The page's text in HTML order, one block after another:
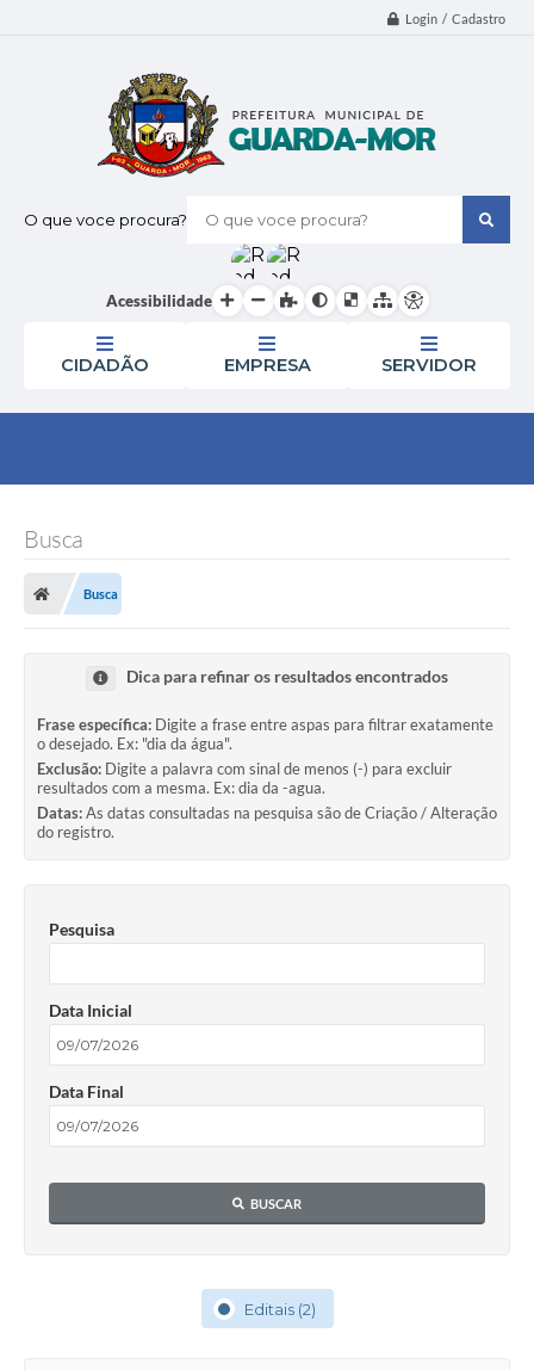
Login / Cadastro
O que voce procura?
Acessibilidade
CIDADÃO EMPRESA SERVIDOR
Busca
Busca
Dica para refinar os resultados encontrados
Frase específica: Digite a frase entre aspas para filtrar exatamente
o desejado. Ex: "dia da água".
Exclusão: Digite a palavra com sinal de menos (-) para excluir
resultados com a mesma. Ex: dia da -agua.
Datas:As datas consultadas na pesquisa são de Criação / Alteração
do registro.
Pesquisa
Data Inicial
Data Final
BUSCAR
Editais (2)